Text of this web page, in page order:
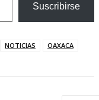
Suscribirse
NOTICIAS
OAXACA